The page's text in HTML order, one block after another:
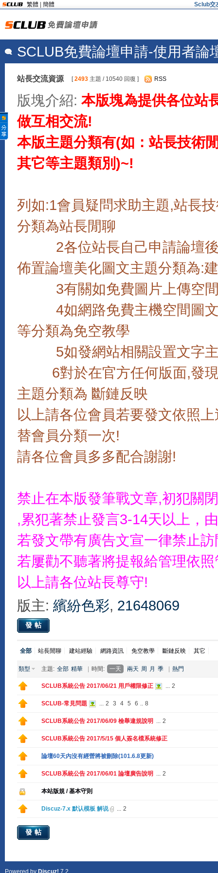
繁體 簡體 Sclub交
SCLUB免費論壇申請-使用者論
站長交流資源 [2493主題 / 10540 回復 ] RSS
版塊介紹: 本版塊為提供各位站
做互相交流!
本版主題分類有(如：站長技術
其它等主題類別)~!
列如:1會員疑問求助主題,站長
分類為站長閒聊
2各位站長自己申請論壇後
佈置論壇美化圖文主題分類為:
3有關如免費圖片上傳空間,
4如網路免費主機空間圖文
等分類為免空教學
5如發網站相關設置文字主
6對於在官方任何版面,發現
主題分類為 斷鏈反映
以上請各位會員若要發文依照
替會員分類一次!
請各位會員多多配合謝謝!
禁止在本版發筆戰文章,初犯關
,累犯著禁止發言3-14天以上，
若發文帶有廣告文宣一律禁止訪
若屢勸不聽著將提報給管理依
以上請各位站長尊守!
版主: 繽紛色彩, 21648069
發帖
全部 站長閒聊 建站經驗 網路資訊 免空教學 斷鏈反映 其它
類型 主題: 全部 精華 時間: 一天 兩天 周 月 季 熱門
SCLUB系統公告 2017/06/21 用戶權限修正 ... 2
SCLUB-常見問題 ... 2 3 4 5 6 .. 8
SCLUB系統公告 2017/06/09 檢舉違規說明 ... 2
SCLUB系統公告 2017/5/15 個人簽名檔系統修正
論壇60天內沒有經營將被刪除(101.6.8更新)
SCLUB系統公告 2017/06/01 論壇廣告說明 ... 2
本站版規 / 基本守則
Discuz-7.x 默认模板 解说 ... 2
發帖
Powered by Discuz! 7.2